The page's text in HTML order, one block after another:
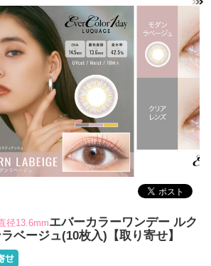
径13.6mmエバーカラーワンデー ルク
ベージュ(10枚入)【取り寄せ】